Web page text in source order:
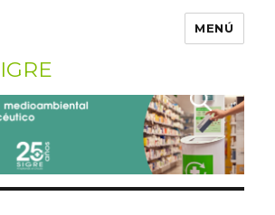
MENÚ
Buscar
por: